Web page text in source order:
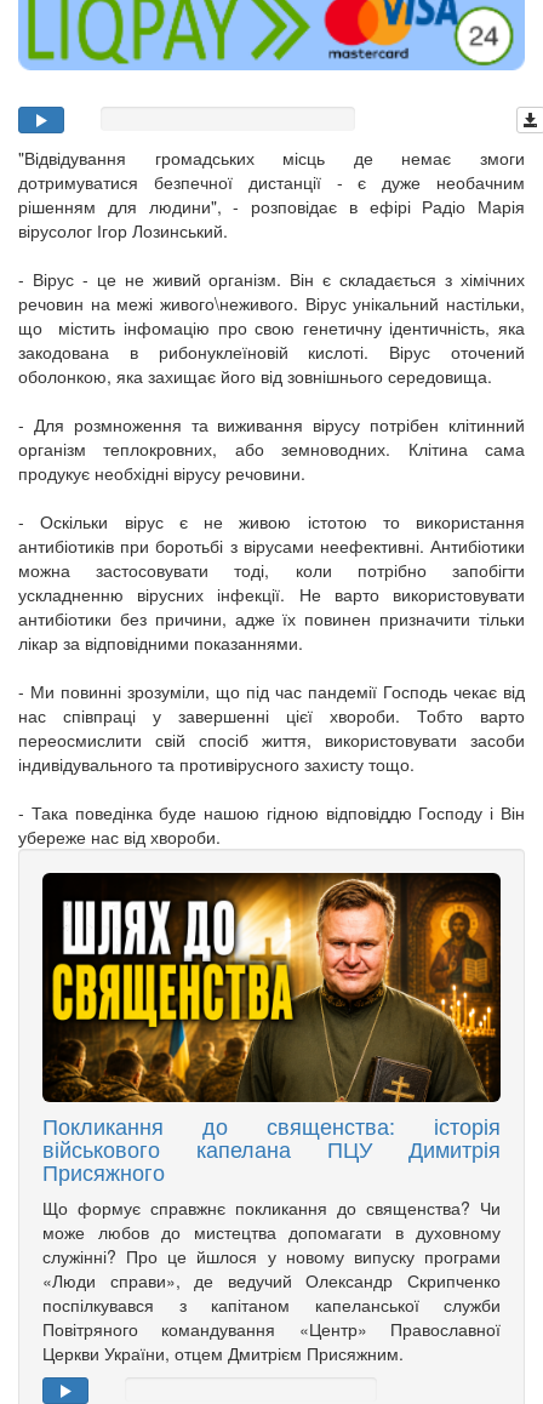
"Відвідування громадських місць де немає змоги
дотримуватися безпечної дистанції - є дуже необачним
рішенням для людини", - розповідає в ефірі Радіо Марія
вірусолог Ігор Лозинський.
- Вірус - це не живий організм. Він є складається з хімічних
речовин на межі живого\неживого. Вірус унікальний настільки,
що містить інфомацію про свою генетичну ідентичність, яка
закодована в рибонуклеїновій кислоті. Вірус оточений
оболонкою, яка захищає його від зовнішнього середовища.
- Для розмноження та виживання вірусу потрібен клітинний
організм теплокровних, або земноводних. Клітина сама
продукує необхідні вірусу речовини.
- Оскільки вірус є не живою істотою то використання
антибіотиків при боротьбі з вірусами неефективні. Антибіотики
можна застосовувати тоді, коли потрібно запобігти
ускладненню вірусних інфекції. Не варто використовувати
антибіотики без причини, адже їх повинен призначити тільки
лікар за відповідними показаннями.
- Ми повинні зрозуміли, що під час пандемії Господь чекає від
нас співпраці у завершенні цієї хвороби. Тобто варто
переосмислити свій спосіб життя, використовувати засоби
індивідувального та противірусного захисту тощо.
- Така поведінка буде нашою гідною відповіддю Господу і Він
убереже нас від хвороби.
Покликання до священства: історія
військового капелана ПЦУ Димитрія
Присяжного
Що формує справжнє покликання до священства? Чи
може любов до мистецтва допомагати в духовному
служінні? Про це йшлося у новому випуску програми
«Люди справи», де ведучий Олександр Скрипченко
поспілкувався з капітаном капеланської служби
Повітряного командування «Центр» Православної
Церкви України, отцем Дмитрієм Присяжним.